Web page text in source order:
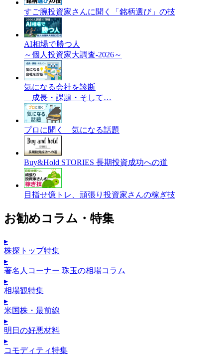
すご腕投資家さんに聞く「銘柄選び」の技
AI相場で勝つ人
～個人投資家大調査-2026～
気になる会社を診断
成長・課題・そして…
プロに聞く 気になる話題
Buy&Hold STORIES 長期投資成功への道
目指せ億トレ、頑張り投資家さんの稼ぎ技
お勧めコラム・特集
▸
株探トップ特集
▸
著名人コーナー 珠玉の相場コラム
▸
相場観特集
▸
米国株・最前線
▸
明日の好悪材料
▸
コモディティ特集